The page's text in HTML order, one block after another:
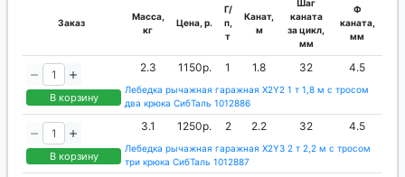
Заказ
Масса,
кг
Цена, р.
Г/
п,
т
Канат,
м
Шаг
каната
за цикл,
мм
Ф
каната,
мм
В корзину
2.3 1150р. 1 1.8 32 4.5
Лебедка рычажная гаражная X2Y2 1 т 1,8 м с тросом
два крюка СибТаль 1012886
В корзину
3.1 1250р. 2 2.2 32 4.5
Лебедка рычажная гаражная X2Y3 2 т 2,2 м с тросом
три крюка СибТаль 1012887